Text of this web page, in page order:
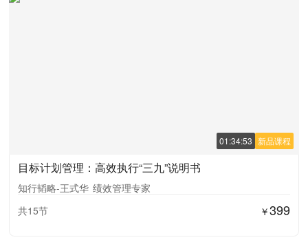
新品课程
01:34:53
目标计划管理：高效执行“三九”说明书
知行韬略-王式华 绩效管理专家
共15节
￥399